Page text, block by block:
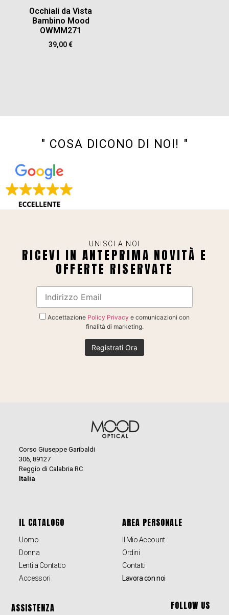
Occhiali da Vista
Bambino Mood
OWMM271
39,00€
" COSA DICONO DI NOI! "
UNISCI A NOI
RICEVI IN ANTEPRIMA NOVITÀ E
OFFERTE RISERVATE
Accettazione Policy Privacy e comunicazioni con
finalità di marketing.
Corso Giuseppe Garibaldi
306, 89127
Reggio di Calabria RC
Italia
IL CATALOGO
Uomo
Donna
Lenti a Contatto
Accessori
AREA PERSONALE
Il Mio Account
Ordini
Contatti
Lavora con noi
ASSISTENZA FOLLOW US